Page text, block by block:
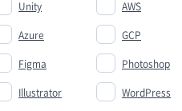
Unity AWS
Azure GCP
Figma Photoshop
Illustrator WordPress